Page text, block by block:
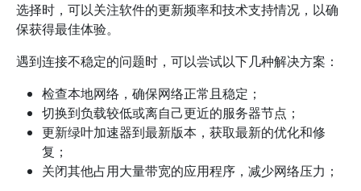
选择时，可以关注软件的更新频率和技术支持情况，以确
保获得最佳体验。
遇到连接不稳定的问题时，可以尝试以下几种解决方案：
检查本地网络，确保网络正常且稳定；
切换到负载较低或离自己更近的服务器节点；
更新绿叶加速器到最新版本，获取最新的优化和修
复；
关闭其他占用大量带宽的应用程序，减少网络压力；